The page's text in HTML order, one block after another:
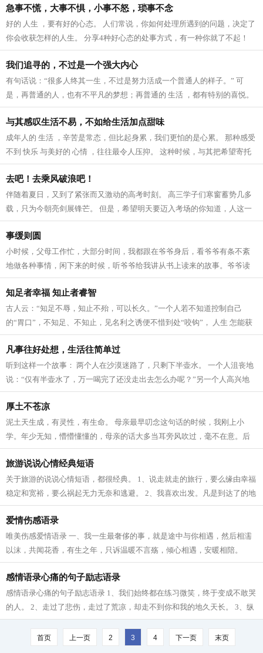
急事不慌，大事不惧，小事不怒，琐事不念
好的 人生 ，要有好的心态。 人们常说，你如何处理所遇到的问题，决定了
你会收获怎样的人生。 分享4种好心态的处事方式，有一种你就了不起！
急事不慌 听过一句话：凡人多烦事，...
我们追寻的，不过是一个强大内心
有句话说：“很多人终其一生，不过是努力活成一个普通人的样子。” 可
是，再普通的人，也有不平凡的梦想；再普通的 生活 ，都有特别的喜悦。
不管生活给予我们什么，无论是好是...
与其感叹生活不易，不如给生活加点甜味
成年人的 生活 ，辛苦是常态，但比起身累，我们更怕的是心累。 那种感受
不到 快乐 与美好的 心情 ，往往最令人压抑。 这种时候，与其把希望寄托
在别人身上，不如学会取悦自己。...
去吧！去乘风破浪吧！
伴随着夏日，又到了紧张而又激动的高考时刻。 高三学子们寒窗蓄势几多
载，只为今朝亮剑展锋芒。 但是，希望明天要迈入考场的你知道，人这一
生，最难的考试不是高考。 对高三学...
事缓则圆
小时候，父母工作忙，大部分时间，我都跟在爷爷身后，看爷爷有条不紊
地做各种事情，闲下来的时候，听爷爷给我讲从书上读来的故事。爷爷读
过很多书，能讲出很多别人讲不出的道...
知足者幸福 知止者睿智
古人云：“知足不辱，知止不殆，可以长久。”一个人若不知道控制自己
的“胃口”，不知足、不知止，见名利之诱便不惜到处“咬钩”， 人生 怎能获
得长久的愉悦和安乐？ 知足，蕴...
凡事往好处想，生活往简单过
听到这样一个故事： 两个人在沙漠迷路了，只剩下半壶水。 一个人沮丧地
说：“仅有半壶水了，万一喝完了还没走出去怎么办呢？”另一个人高兴地
说：“真是太幸运了，还有半壶水...
厚土不苍凉
泥土天生成，有灵性，有生命。 母亲最早叨念这句话的时候，我刚上小
学。年少无知，懵懵懂懂的，母亲的话大多当耳旁风吹过，毫不在意。后
来慢慢理解母亲那代人与土地之间存在着...
旅游说说心情经典短语
关于旅游的说说心情短语，都很经典。 1、说走就走的旅行，要么缘由幸福
稳定和宽裕，要么祸起无力无奈和逃避。 2、我喜欢出发。凡是到达了的地
方，都属于昨天。哪怕那山再青，那...
爱情伤感语录
唯美伤感爱情语录 一、我一生最奢侈的事，就是途中与你相遇，然后相濡
以沫，共闻花香，有生之年，只诉温暖不言殇，倾心相遇，安暖相陪。
二、很想和你拥有一个很长很长的未来...
感情语录心痛的句子励志语录
感情语录心痛的句子励志语录 1、我们始终都在练习微笑，终于变成不敢哭
的人。 2、走过了悲伤，走过了荒凉，却走不到你和我的地久天长。 3、纵
然痛到无力落泪，还要装作只是疲惫...
首页 上一页 2 3 4 下一页 末页